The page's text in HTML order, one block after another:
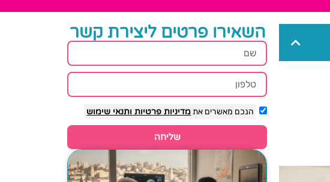
השאירו פרטים ליצירת קשר
הנכם מאשרים אתמדיניות פרטיות ותנאי שימוש
שליחה